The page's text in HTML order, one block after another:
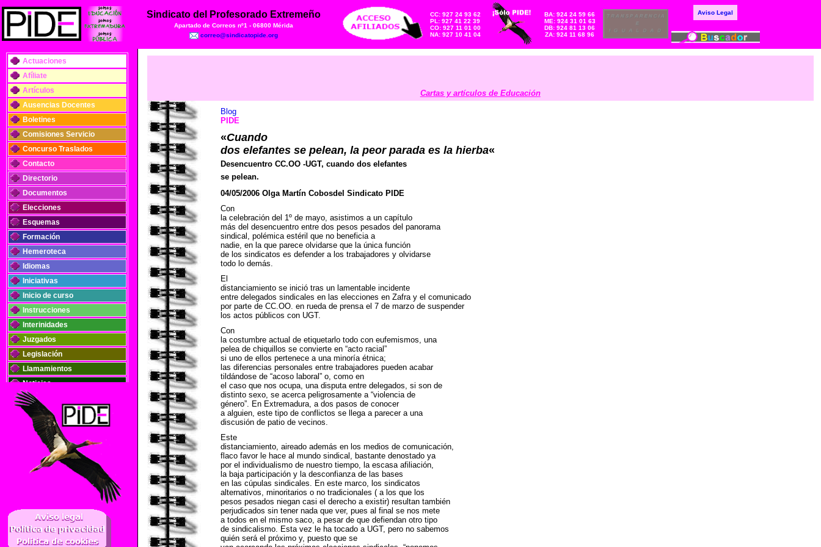
Sindicato del Profesorado Extremeño
Apartado de Correos nº1 - 06800 Mérida
correo@sindicatopide.org
CC: 927 24 93 62
PL: 927 41 22 39
CO: 927 11 01 00
NA: 927 10 41 04
BA: 924 24 59 66
ME: 924 31 01 63
DB: 924 81 13 06
ZA: 924 11 68 96
Aviso Legal
Actuaciones
Afíliate
Artículos
Ausencias Docentes
Boletines
Comisiones Servicio
Concurso Traslados
Contacto
Directorio
Documentos
Elecciones
Esquemas
Formación
Hemeroteca
Idiomas
Iniciativas
Inicio de curso
Instrucciones
Interinidades
Juzgados
Legislación
Llamamientos
Noticias
Oposiciones
Plantillas
Publicaciones
Registros
Retribuciones
Solidaridad
Cartas y artículos de Educación
Blog
PIDE
«Cuando
dos elefantes se pelean, la peor parada es la hierba«
Desencuentro CC.OO -UGT, cuando dos elefantes
se pelean.
04/05/2006 Olga Martín Cobosdel Sindicato PIDE
Con
la celebración del 1º de mayo, asistimos a un capítulo
más del desencuentro entre dos pesos pesados del panorama
sindical, polémica estéril que no beneficia a
nadie, en la que parece olvidarse que la única función
de los sindicatos es defender a los trabajadores y olvidarse
todo lo demás.
El
distanciamiento se inició tras un lamentable incidente
entre delegados sindicales en las elecciones en Zafra y el comunicado
por parte de CC.OO. en rueda de prensa el 7 de marzo de suspender
los actos públicos con UGT.
Con
la costumbre actual de etiquetarlo todo con eufemismos, una
pelea de chiquillos se convierte en “acto racial”
si uno de ellos pertenece a una minoría étnica;
las diferencias personales entre trabajadores pueden acabar
tildándose de “acoso laboral” o, como en
el caso que nos ocupa, una disputa entre delegados, si son de
distinto sexo, se acerca peligrosamente a “violencia de
género”. En Extremadura, a dos pasos de conocer
a alguien, este tipo de conflictos se llega a parecer a una
discusión de patio de vecinos.
Este
distanciamiento, aireado además en los medios de comunicación,
flaco favor le hace al mundo sindical, bastante denostado ya
por el individualismo de nuestro tiempo, la escasa afiliación,
la baja participación y la desconfianza de las bases
en las cúpulas sindicales. En este marco, los sindicatos
alternativos, minoritarios o no tradicionales ( a los que los
pesos pesados niegan casi el derecho a existir) resultan también
perjudicados sin tener nada que ver, pues al final se nos mete
a todos en el mismo saco, a pesar de que defiendan otro tipo
de sindicalismo. Esta vez le ha tocado a UGT, pero no sabemos
quién será el próximo y, puesto que se